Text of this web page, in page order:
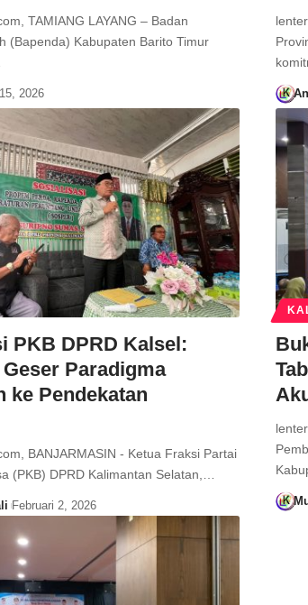
TAMIANG LAYANG – Badan
(Bapenda) Kabupaten Barito Timur
2026
PKB DPRD Kalsel:
Paradigma
ke Pendekatan
BANJARMASIN - Ketua Fraksi Partai
(PKB) DPRD Kalimantan Selatan,…
Februari 2, 2026